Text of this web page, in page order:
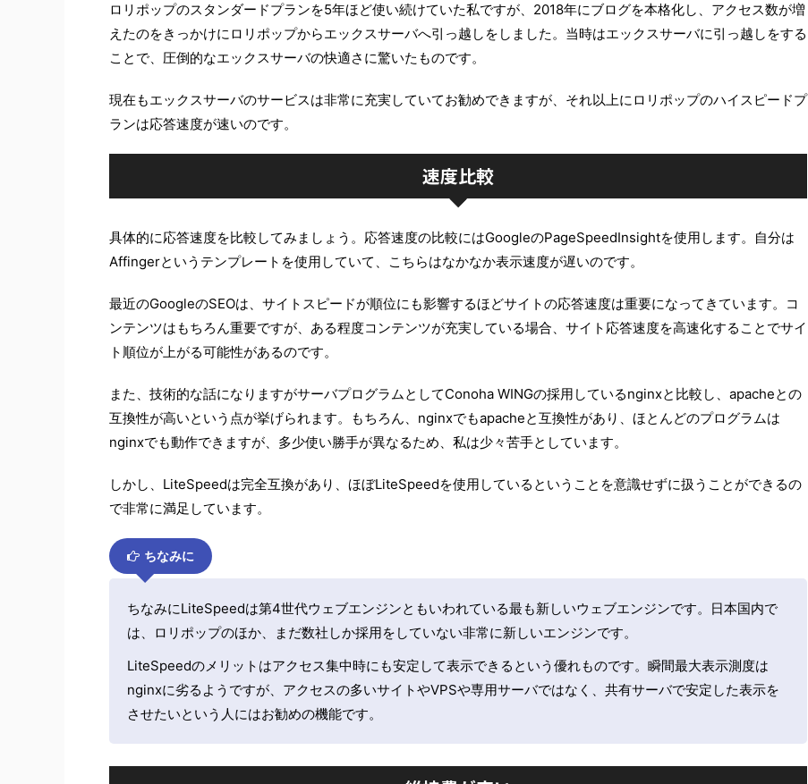
ロリポップのスタンダードプランを5年ほど使い続けていた私ですが、2018年にブログを本格化し、アクセス数が増
えたのをきっかけにロリポップからエックスサーバへ引っ越しをしました。当時はエックスサーバに引っ越しをする
ことで、圧倒的なエックスサーバの快適さに驚いたものです。
現在もエックスサーバのサービスは非常に充実していてお勧めできますが、それ以上にロリポップのハイスピードプ
ランは応答速度が速いのです。
速度比較
具体的に応答速度を比較してみましょう。応答速度の比較にはGoogleのPageSpeedInsightを使用します。自分は
Affingerというテンプレートを使用していて、こちらはなかなか表示速度が遅いのです。
最近のGoogleのSEOは、サイトスピードが順位にも影響するほどサイトの応答速度は重要になってきています。コ
ンテンツはもちろん重要ですが、ある程度コンテンツが充実している場合、サイト応答速度を高速化することでサイ
ト順位が上がる可能性があるのです。
また、技術的な話になりますがサーバプログラムとしてConoha WINGの採用しているnginxと比較し、apacheとの
互換性が高いという点が挙げられます。もちろん、nginxでもapacheと互換性があり、ほとんどのプログラムは
nginxでも動作できますが、多少使い勝手が異なるため、私は少々苦手としています。
しかし、LiteSpeedは完全互換があり、ほぼLiteSpeedを使用しているということを意識せずに扱うことができるの
で非常に満足しています。
ちなみに
ちなみにLiteSpeedは第4世代ウェブエンジンともいわれている最も新しいウェブエンジンです。日本国内で
は、ロリポップのほか、まだ数社しか採用をしていない非常に新しいエンジンです。
LiteSpeedのメリットはアクセス集中時にも安定して表示できるという優れものです。瞬間最大表示測度は
nginxに劣るようですが、アクセスの多いサイトやVPSや専用サーバではなく、共有サーバで安定した表示を
させたいという人にはお勧めの機能です。